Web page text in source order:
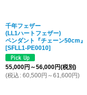
千年フェザー
(LL1ハートフェザー)
ペンダント『チェーン50cm』
[SFLL1-PE0010]
55,000円 ～56,000円(税別)
(税込 : 60,500円 ～61,600円)